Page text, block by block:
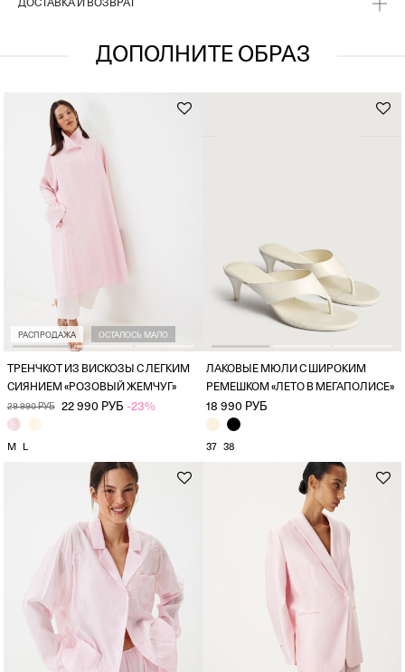
ДОСТАВКА И ВОЗВРАТ
ДОПОЛНИТЕ ОБРАЗ
РАСПРОДАЖА ОСТАЛОСЬ МАЛО
ТРЕНЧКОТ ИЗ ВИСКОЗЫ С ЛЕГКИМ
СИЯНИЕМ «РОЗОВЫЙ ЖЕМЧУГ»
29 990 РУБ 22 990 РУБ -23%
M L
ЛАКОВЫЕ МЮЛИ С ШИРОКИМ
РЕМЕШКОМ «ЛЕТО В МЕГАПОЛИСЕ»
18 990 РУБ
37 38